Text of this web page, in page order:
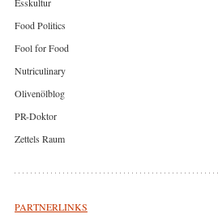
Food Politics
Fool for Food
Nutriculinary
Olivenölblog
PR-Doktor
Zettels Raum
PARTNERLINKS